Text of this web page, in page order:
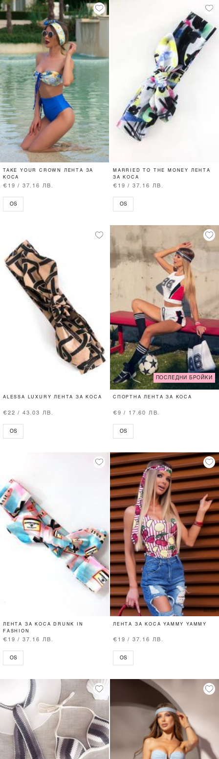
TAKE YOUR CROWN ЛЕНТА ЗА
КОСА
€19 / 37.16 ЛВ.
OS
MARRIED TO THE MONEY ЛЕНТА
ЗА КОСА
€19 / 37.16 ЛВ.
OS
ALESSA LUXURY ЛЕНТА ЗА КОСА
€22 / 43.03 ЛВ.
OS
ПОСЛЕДНИ БРОЙКИ
СПОРТНА ЛЕНТА ЗА КОСА
€9 / 17.60 ЛВ.
OS
ЛЕНТА ЗА КОСА DRUNK IN
FASHION
€19 / 37.16 ЛВ.
OS
ЛЕНТА ЗА КОСА YAMMY YAMMY
€19 / 37.16 ЛВ.
OS